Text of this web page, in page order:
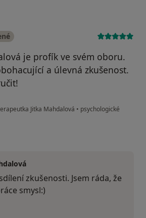
je profík ve svém oboru.
a úlevná zkušenost.
Jitka Mahdalová • psychologické
zkušenosti. Jsem ráda, že
smysl:)